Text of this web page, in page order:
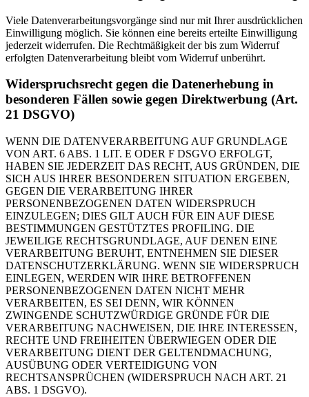
Viele Datenverarbeitungsvorgänge sind nur mit Ihrer ausdrücklichen
Einwilligung möglich. Sie können eine bereits erteilte Einwilligung
jederzeit widerrufen. Die Rechtmäßigkeit der bis zum Widerruf
erfolgten Datenverarbeitung bleibt vom Widerruf unberührt.
Widerspruchsrecht gegen die Datenerhebung in
besonderen Fällen sowie gegen Direktwerbung (Art.
21 DSGVO)
WENN DIE DATENVERARBEITUNG AUF GRUNDLAGE
VON ART. 6 ABS. 1 LIT. E ODER F DSGVO ERFOLGT,
HABEN SIE JEDERZEIT DAS RECHT, AUS GRÜNDEN, DIE
SICH AUS IHRER BESONDEREN SITUATION ERGEBEN,
GEGEN DIE VERARBEITUNG IHRER
PERSONENBEZOGENEN DATEN WIDERSPRUCH
EINZULEGEN; DIES GILT AUCH FÜR EIN AUF DIESE
BESTIMMUNGEN GESTÜTZTES PROFILING. DIE
JEWEILIGE RECHTSGRUNDLAGE, AUF DENEN EINE
VERARBEITUNG BERUHT, ENTNEHMEN SIE DIESER
DATENSCHUTZERKLÄRUNG. WENN SIE WIDERSPRUCH
EINLEGEN, WERDEN WIR IHRE BETROFFENEN
PERSONENBEZOGENEN DATEN NICHT MEHR
VERARBEITEN, ES SEI DENN, WIR KÖNNEN
ZWINGENDE SCHUTZWÜRDIGE GRÜNDE FÜR DIE
VERARBEITUNG NACHWEISEN, DIE IHRE INTERESSEN,
RECHTE UND FREIHEITEN ÜBERWIEGEN ODER DIE
VERARBEITUNG DIENT DER GELTENDMACHUNG,
AUSÜBUNG ODER VERTEIDIGUNG VON
RECHTSANSPRÜCHEN (WIDERSPRUCH NACH ART. 21
ABS. 1 DSGVO).